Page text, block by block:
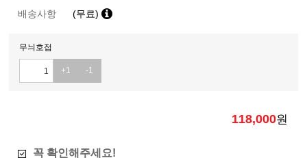
배송사항
(무료)
무늬호접
+1 -1
118,000원
꼭 확인해주세요!